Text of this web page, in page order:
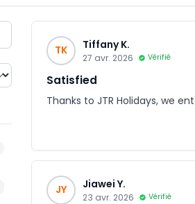
TK Tiffany K.
27 avr. 2026 Vérifié
Satisfied
Thanks to JTR Holidays, we
JY Jiawei Y.
23 avr. 2026 Vérifié